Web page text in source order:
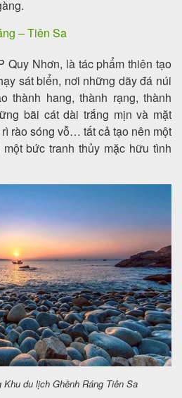
– Tiên Sa
Quy Nhơn, là tác phẩm thiên tạo
sát biển, nơi những dãy đá núi
thành hang, thành rạng, thành
bãi cát dài trắng mịn và mặt
rào sóng vỗ… tất cả tạo nên một
bức tranh thủy mặc hữu tình
du lịch Ghềnh Ráng Tiên Sa